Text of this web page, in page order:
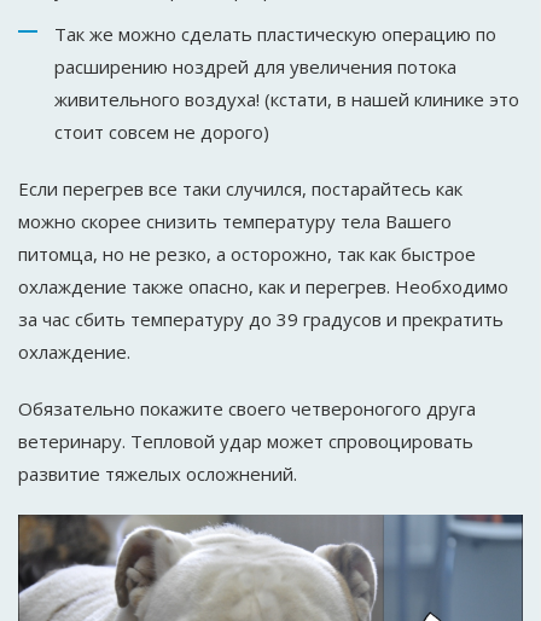
Так же можно сделать пластическую операцию по
расширению ноздрей для увеличения потока
живительного воздуха! (кстати, в нашей клинике это
стоит совсем не дорого)
Если перегрев все таки случился, постарайтесь как
можно скорее снизить температуру тела Вашего
питомца, но не резко, а осторожно, так как быстрое
охлаждение также опасно, как и перегрев. Необходимо
за час сбить температуру до 39 градусов и прекратить
охлаждение.
Обязательно покажите своего четвероногого друга
ветеринару. Тепловой удар может спровоцировать
развитие тяжелых осложнений.